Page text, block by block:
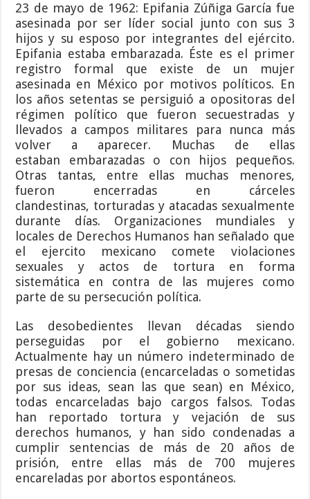
23 de mayo de 1962: Epifania Zúñiga García fue
asesinada por ser líder social junto con sus 3
hijos y su esposo por integrantes del ejército.
Epifania estaba embarazada. Éste es el primer
registro formal que existe de un mujer
asesinada en México por motivos políticos. En
los años setentas se persiguió a opositoras del
régimen político que fueron secuestradas y
llevados a campos militares para nunca más
volver a aparecer. Muchas de ellas
estaban embarazadas o con hijos pequeños.
Otras tantas, entre ellas muchas menores,
fueron encerradas en cárceles
clandestinas, torturadas y atacadas sexualmente
durante días. Organizaciones mundiales y
locales de Derechos Humanos han señalado que
el ejercito mexicano comete violaciones
sexuales y actos de tortura en forma
sistemática en contra de las mujeres como
parte de su persecución política.
Las desobedientes llevan décadas siendo
perseguidas por el gobierno mexicano.
Actualmente hay un número indeterminado de
presas de conciencia (encarceladas o sometidas
por sus ideas, sean las que sean) en México,
todas encarceladas bajo cargos falsos. Todas
han reportado tortura y vejación de sus
derechos humanos, y han sido condenadas a
cumplir sentencias de más de 20 años de
prisión, entre ellas más de 700 mujeres
encareladas por abortos espontáneos.